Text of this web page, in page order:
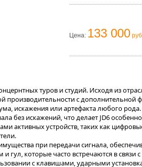
Цена: 133 000
туров и студий. Исходя из
производительности с дополнительной
искажения или артефакта любого
без искажений, что делает JD6
активных устройств, таких как
при передачи сигнала,
гул, которые часто встречаются в связи
с клавишами, ударными